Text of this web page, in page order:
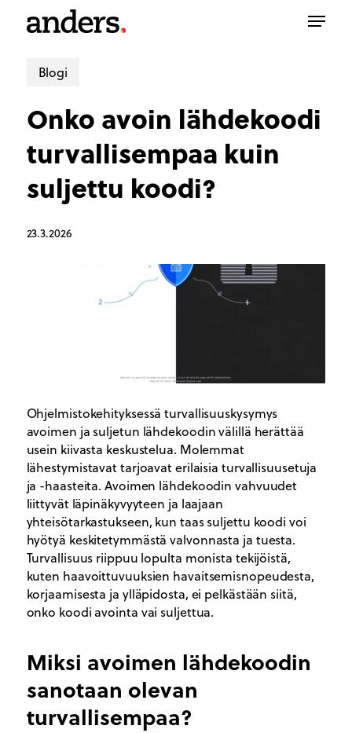
Menu
Blogi
Onko avoin lähdekoodi
turvallisempaa kuin
suljettu koodi?
23.3.2026
Ohjelmistokehityksessä turvallisuuskysymys
avoimen ja suljetun lähdekoodin välillä herättää
usein kiivasta keskustelua. Molemmat
lähestymistavat tarjoavat erilaisia turvallisuusetuja
ja -haasteita. Avoimen lähdekoodin vahvuudet
liittyvät läpinäkyvyyteen ja laajaan
yhteisötarkastukseen, kun taas suljettu koodi voi
hyötyä keskitetymmästä valvonnasta ja tuesta.
Turvallisuus riippuu lopulta monista tekijöistä,
kuten haavoittuvuuksien havaitsemisnopeudesta,
korjaamisesta ja ylläpidosta, ei pelkästään siitä,
onko koodi avointa vai suljettua.
Miksi avoimen lähdekoodin
sanotaan olevan
turvallisempaa?